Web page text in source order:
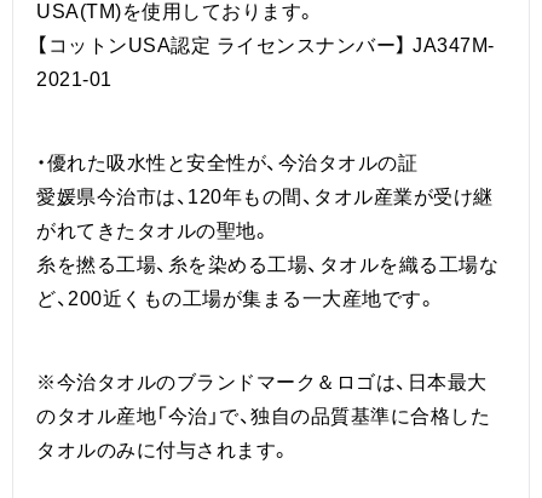
USA(TM)を使用しております。
【コットンUSA認定 ライセンスナンバー】 JA347M-
2021-01
・優れた吸水性と安全性が、今治タオルの証
愛媛県今治市は、120年もの間、タオル産業が受け継
がれてきたタオルの聖地。
糸を撚る工場、糸を染める工場、タオルを織る工場な
ど、200近くもの工場が集まる一大産地です。
※今治タオルのブランドマーク＆ロゴは、日本最大
のタオル産地「今治」で、独自の品質基準に合格した
タオルのみに付与されます。